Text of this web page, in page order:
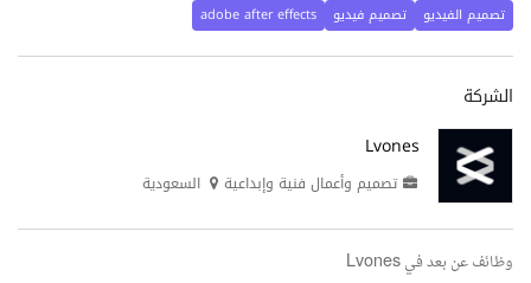
تصميم الفيديو
تصميم فيديو adobe after effects
الشركة
Lvones
تصميم وأعمال فنية وإبداعية السعودية
وظائف عن بعد في Lvones